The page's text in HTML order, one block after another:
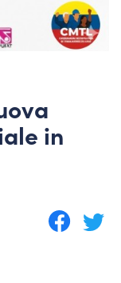
in